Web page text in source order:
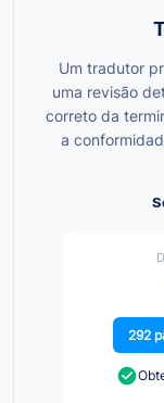
Um tradutor
uma revisão
correto da
a
292